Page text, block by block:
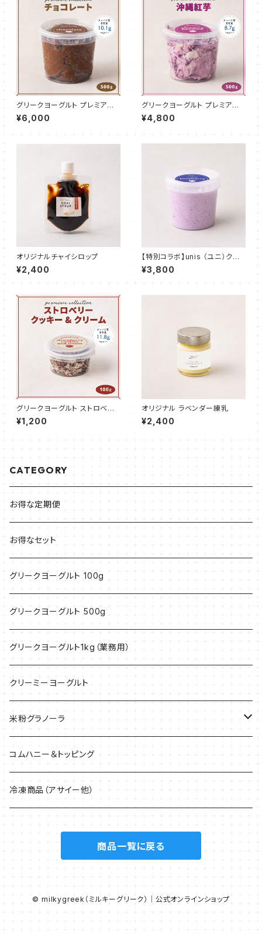
グリークヨーグルト プレミアム
チョコレート 500g
¥6,000
グリークヨーグルト プレミアム
沖縄紅芋 500g
¥4,800
オリジナルチャイシロップ
¥2,400
【特別コラボ】unis （ユニ）クリ
ーミーヨーグルト（完熟ブルーベ
リー）500g
¥3,800
グリークヨーグルト ストロベリ
ークッキー＆クリーム 100g
¥1,200
オリジナル ラベンダー練乳
¥2,400
CATEGORY
お得な定期便
お得なセット
グリークヨーグルト 100g
グリークヨーグルト 500g
グリークヨーグルト1kg（業務用）
クリーミーヨーグルト
米粉グラノーラ
40g
200g
コムハニー＆トッピング
冷凍商品（アサイー他）
商品一覧に戻る
© milkygreek（ミルキーグリーク）｜公式オンラインショップ